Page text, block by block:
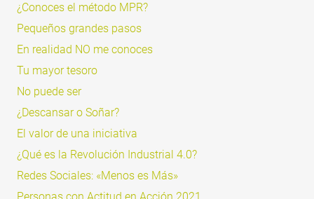
¿Conoces el método MPR?
Pequeños grandes pasos
En realidad NO me conoces
Tu mayor tesoro
No puede ser
¿Descansar o Soñar?
El valor de una iniciativa
¿Qué es la Revolución Industrial 4.0?
Redes Sociales: «Menos es Más»